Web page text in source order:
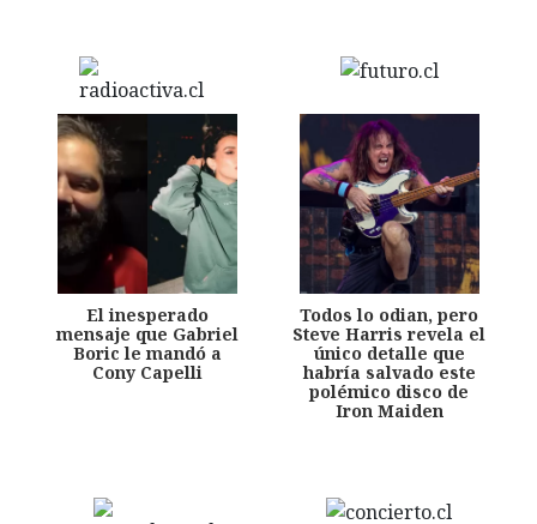
El inesperado
mensaje que Gabriel
Boric le mandó a
Cony Capelli
Todos lo odian, pero
Steve Harris revela el
único detalle que
habría salvado este
polémico disco de
Iron Maiden